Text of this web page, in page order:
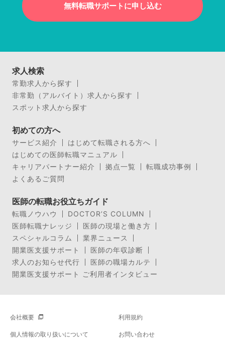
無料転職サポートに申し込む
求人検索
常勤求人から探す
非常勤（アルバイト）求人から探す
スポット求人から探す
初めての方へ
サービス紹介
はじめて転職される方へ
はじめての医師転職マニュアル
キャリアパートナー紹介
拠点一覧
転職成功事例
よくあるご質問
医師の転職お役立ちガイド
転職ノウハウ
DOCTOR’S COLUMN
医師転職ナレッジ
医師の現場と働き方
スペシャルコラム
業界ニュース
開業医支援サポート
医師の年収診断
求人のお知らせ代行
医師の職場カルテ
開業医支援サポート ご利用者インタビュー
会社概要 利用規約
個人情報の取り扱いについて お問い合わせ